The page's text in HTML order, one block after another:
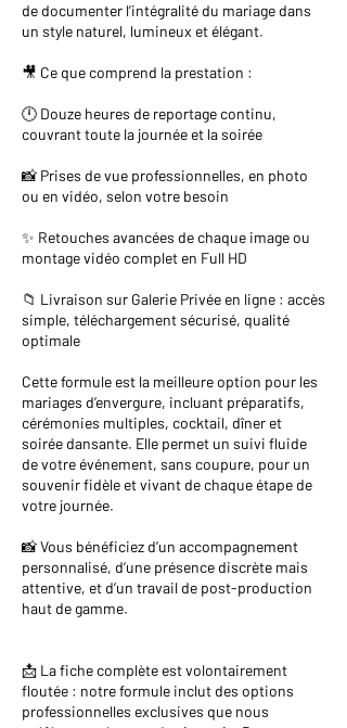
de documenter l’intégralité du mariage dans
un style naturel, lumineux et élégant.
🎥 Ce que comprend la prestation :
🕛 Douze heures de reportage continu,
couvrant toute la journée et la soirée
📸 Prises de vue professionnelles, en photo
ou en vidéo, selon votre besoin
✨ Retouches avancées de chaque image ou
montage vidéo complet en Full HD
📁 Livraison sur Galerie Privée en ligne : accès
simple, téléchargement sécurisé, qualité
optimale
Cette formule est la meilleure option pour les
mariages d’envergure, incluant préparatifs,
cérémonies multiples, cocktail, dîner et
soirée dansante. Elle permet un suivi fluide
de votre événement, sans coupure, pour un
souvenir fidèle et vivant de chaque étape de
votre journée.
📸 Vous bénéficiez d’un accompagnement
personnalisé, d’une présence discrète mais
attentive, et d’un travail de post-production
haut de gamme.
📩 La fiche complète est volontairement
floutée : notre formule inclut des options
professionnelles exclusives que nous